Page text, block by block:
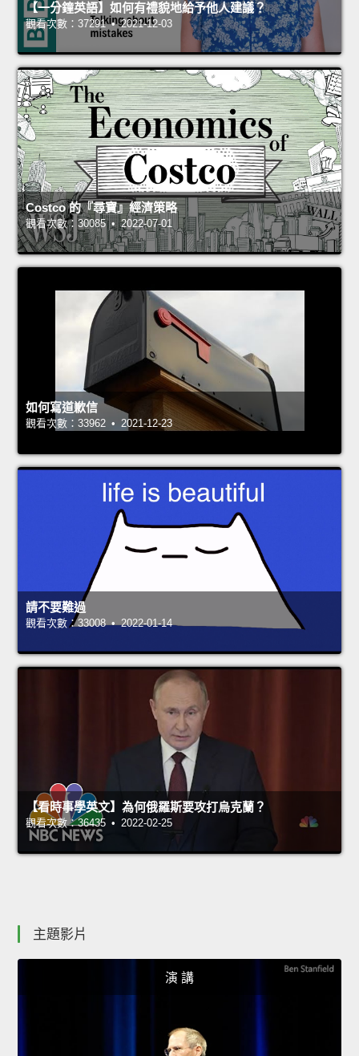
【一分鐘英語】如何有禮貌地給予他人建議？
觀看次數：37291 • 2021-12-03
Costco 的『尋寶』經濟策略
觀看次數：30085 • 2022-07-01
如何寫道歉信
觀看次數：33962 • 2021-12-23
請不要難過
觀看次數：33008 • 2022-01-14
【看時事學英文】為何俄羅斯要攻打烏克蘭？
觀看次數：36435 • 2022-02-25
主題影片
演 講